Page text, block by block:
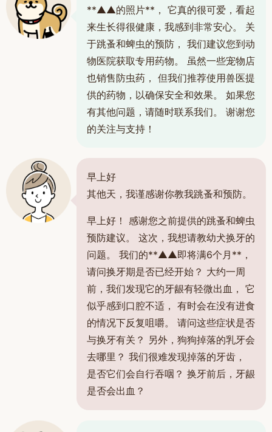
**▲▲的照片**， 它真的很可爱，看起
来生长得很健康，我感到非常安心。 关
于跳蚤和蜱虫的预防， 我们建议您到动
物医院获取专用药物。 虽然一些宠物店
也销售防虫药， 但我们推荐使用兽医提
供的药物，以确保安全和效果。 如果您
有其他问题，请随时联系我们。 谢谢您
的关注与支持！
早上好
其他天，我谨感谢你教我跳蚤和预防。
早上好！ 感谢您之前提供的跳蚤和蜱虫
预防建议。 这次，我想请教幼犬换牙的
问题。 我们的**▲▲即将满6个月**，
请问换牙期是否已经开始？ 大约一周
前，我们发现它的牙龈有轻微出血， 它
似乎感到口腔不适， 有时会在没有进食
的情况下反复咀嚼。 请问这些症状是否
与换牙有关？ 另外，狗狗掉落的乳牙会
去哪里？ 我们很难发现掉落的牙齿，
是否它们会自行吞咽？ 换牙前后，牙龈
是否会出血？